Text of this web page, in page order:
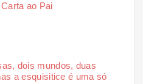
ao Pai
dois mundos, duas
a esquisitice é uma só